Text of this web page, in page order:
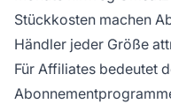
Stückkosten machen
Händler jeder Größe
Für Affiliates bedeutet